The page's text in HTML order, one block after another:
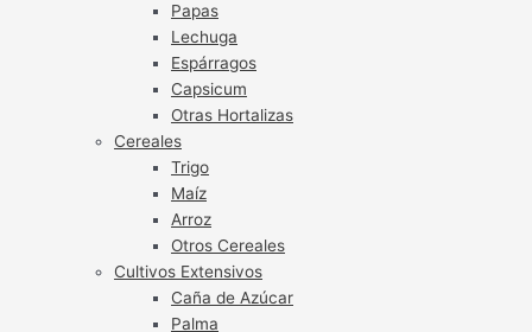
Papas
Lechuga
Espárragos
Capsicum
Otras Hortalizas
Cereales
Trigo
Maíz
Arroz
Otros Cereales
Cultivos Extensivos
Caña de Azúcar
Palma